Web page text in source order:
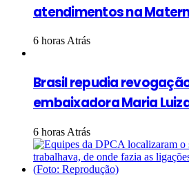
atendimentos na
6 horas Atrás
Brasil repudia
embaixadora Maria
6 horas Atrás